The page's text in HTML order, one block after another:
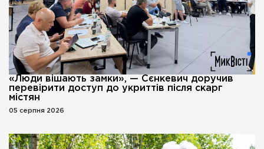
«Люди вішають замки», — Сєнкевич доручив
перевірити доступ до укриттів після скарг
містян
05 серпня 2026